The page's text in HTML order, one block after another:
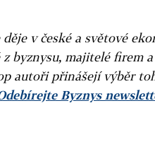
děje v české a světové
byznysu, majitelé firem
autoři přinášejí výběr
Byznys